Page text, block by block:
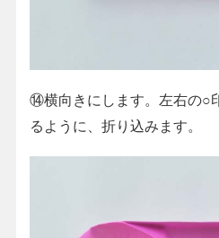
⑭横向きにします。左右の○
るように、折り込みます。